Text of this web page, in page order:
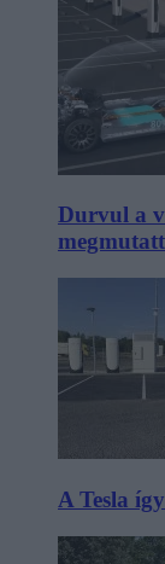
Durvul a
A Tesla